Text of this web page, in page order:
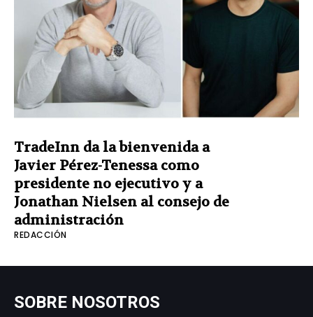
TradeInn da la bienvenida a
Javier Pérez-Tenessa como
presidente no ejecutivo y a
Jonathan Nielsen al consejo de
administración
REDACCIÓN
SOBRE NOSOTROS